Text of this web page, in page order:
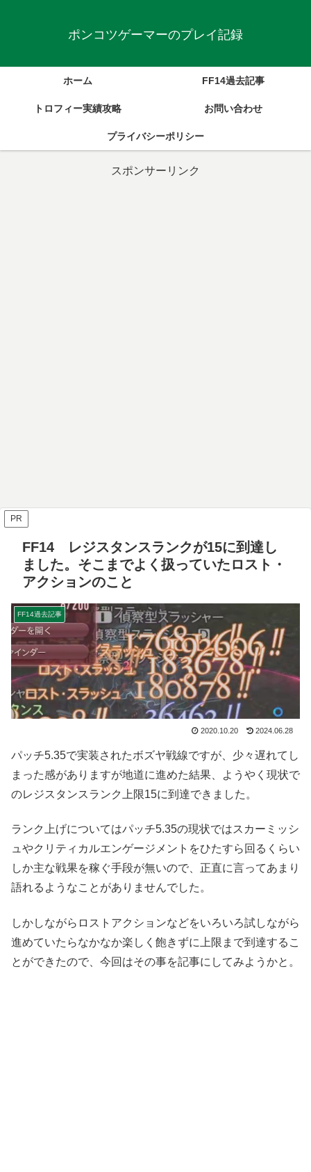
ポンコツゲーマーのプレイ記録
ホーム FF14過去記事
トロフィー実績攻略 お問い合わせ
プライバシーポリシー
スポンサーリンク
PR
FF14 レジスタンスランクが15に到達し
ました。そこまでよく扱っていたロスト・
アクションのこと
FF14過去記事
2020.10.20 2024.06.28
パッチ5.35で実装されたボズヤ戦線ですが、少々遅れてし
まった感がありますが地道に進めた結果、ようやく現状で
のレジスタンスランク上限15に到達できました。
ランク上げについてはパッチ5.35の現状ではスカーミッシ
ュやクリティカルエンゲージメントをひたすら回るくらい
しか主な戦果を稼ぐ手段が無いので、正直に言ってあまり
語れるようなことがありませんでした。
しかしながらロストアクションなどをいろいろ試しながら
進めていたらなかなか楽しく飽きずに上限まで到達するこ
とができたので、今回はその事を記事にしてみようかと。